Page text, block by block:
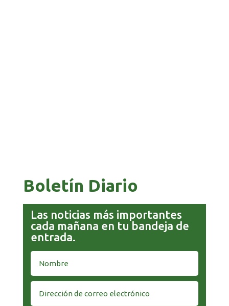
Boletín Diario
Las noticias más importantes
cada mañana en tu bandeja de
entrada.